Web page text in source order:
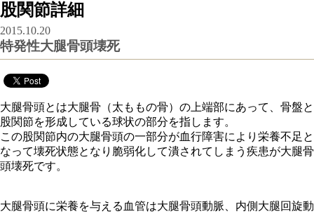
股関節詳細
2015.10.20
特発性大腿骨頭壊死
大腿骨頭とは大腿骨（太ももの骨）の上端部にあって、骨盤と
股関節を形成している球状の部分を指します。
この股関節内の大腿骨頭の一部分が血行障害により栄養不足と
なって壊死状態となり脆弱化して潰されてしまう疾患が大腿骨
頭壊死です。
大腿骨頭に栄養を与える血管は大腿骨頭動脈、内側大腿回旋動